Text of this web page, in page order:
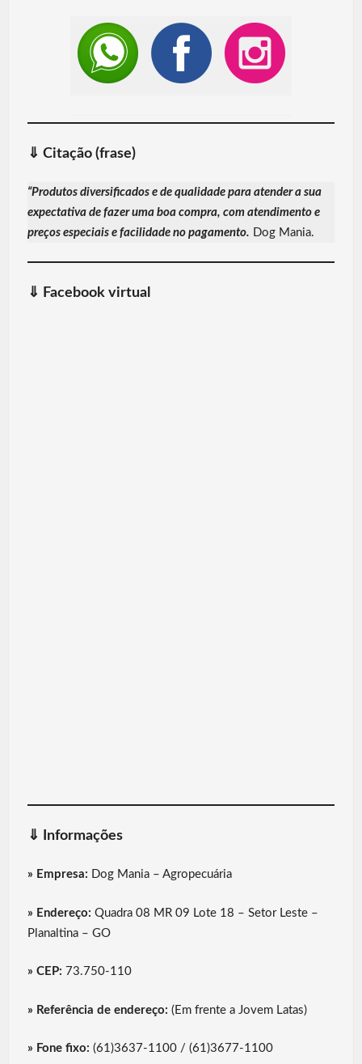
⇓ Citação (frase)
“Produtos diversificados e de qualidade para atender a sua
expectativa de fazer uma boa compra, com atendimento e
preços especiais e facilidade no pagamento. Dog Mania.
⇓ Facebook virtual
⇓ Informações
» Empresa: Dog Mania – Agropecuária
» Endereço: Quadra 08 MR 09 Lote 18 – Setor Leste –
Planaltina – GO
» CEP: 73.750-110
» Referência de endereço: (Em frente a Jovem Latas)
» Fone fixo: (61)3637-1100 / (61)3677-1100